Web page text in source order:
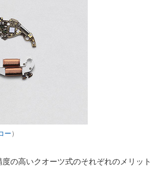
ー）
の高いクオーツ式のそれぞれのメリット